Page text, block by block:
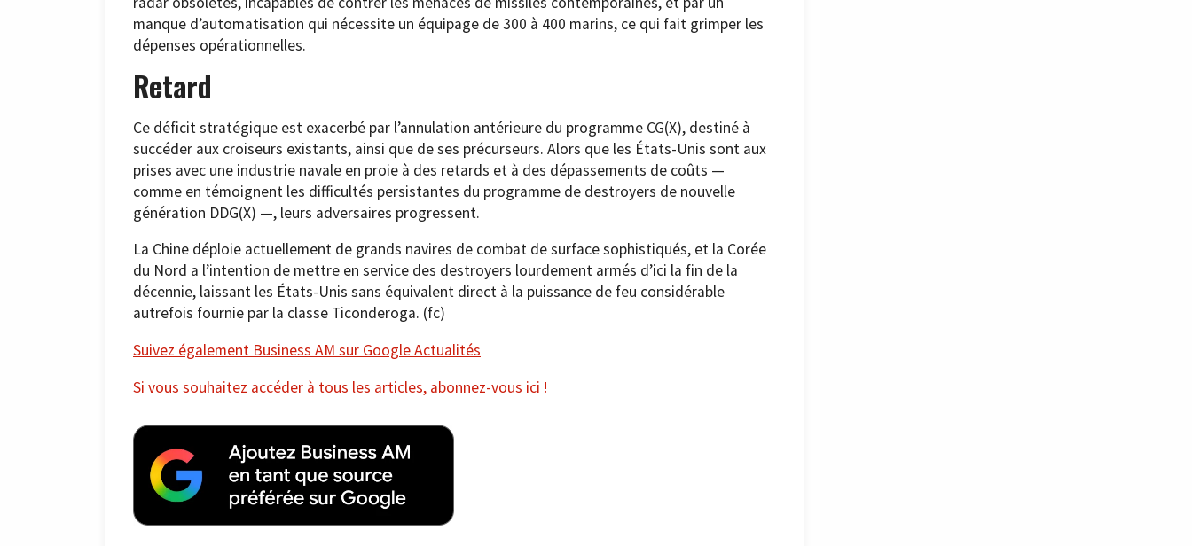
manque d’automatisation qui nécessite un équipage de 300 à 400 marins, ce qui fait grimper les
dépenses opérationnelles.
Retard
Ce déficit stratégique est exacerbé par l’annulation antérieure du programme CG(X), destiné à
succéder aux croiseurs existants, ainsi que de ses précurseurs. Alors que les États-Unis sont aux
prises avec une industrie navale en proie à des retards et à des dépassements de coûts —
comme en témoignent les difficultés persistantes du programme de destroyers de nouvelle
génération DDG(X) —, leurs adversaires progressent.
La Chine déploie actuellement de grands navires de combat de surface sophistiqués, et la Corée
du Nord a l’intention de mettre en service des destroyers lourdement armés d’ici la fin de la
décennie, laissant les États-Unis sans équivalent direct à la puissance de feu considérable
autrefois fournie par la classe Ticonderoga. (fc)
Suivez également Business AM sur Google Actualités
Si vous souhaitez accéder à tous les articles, abonnez-vous ici !